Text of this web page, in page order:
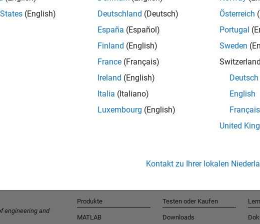
(English)
Deutschland (Deutsch)
España (Español)
Finland (English)
France (Français)
Ireland (English)
Italia (Italiano)
Luxembourg (English)
Österreich
Portugal
Sweden
Switzerland
Deutsch
English
Français
United
Kontakt zu Ihrer lokalen
engineering and
Produkte
MATLAB
Testen oder Kaufen
Downloads